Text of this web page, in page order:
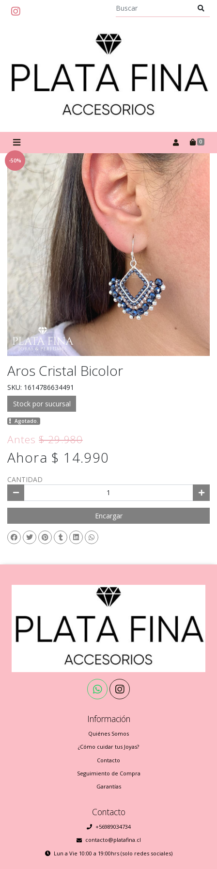
0
-50%
Aros Cristal Bicolor
SKU: 1614786634491
Stock por sucursal
Agotado.
Antes$ 29.980
Ahora $ 14.990
CANTIDAD
Encargar
Información
Quiénes Somos
¿Cómo cuidar tus Joyas?
Contacto
Seguimiento de Compra
Garantías
Contacto
+56989034734
contacto@platafina.cl
Lun a Vie 10:00 a 19:00hrs (solo redes sociales)